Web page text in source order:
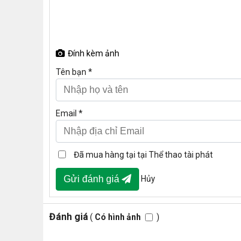
Đính kèm ảnh
Tên bạn *
Email *
Đã mua hàng tại tại Thể thao tài phát
Gửi đánh giá Hủy
Đánh giá( Có hình ảnh )